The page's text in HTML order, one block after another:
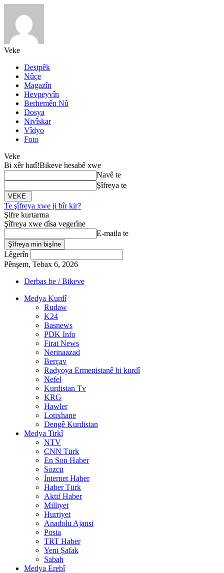
Veke
Destpêk
Nûçe
Magazîn
Hevpeyvîn
Berhemên Nû
Dosya
Nivîskar
Vîdyo
Foto
Veke
Bi xêr hatî!Bikeve hesabê xwe
Navê te
Şîfreya te
Te şîfreya xwe ji bîr kir?
Şifre kurtarma
Şîfreya xwe dîsa vegerîne
E-maila te
Lêgerîn
Pênşem, Tebax 6, 2026
Derbas be / Bikeve
Medya Kurdî
Rudaw
K24
Basnews
PDK Info
Firat News
Nerinaazad
Berçav
Radyoya Ermenistanê bi kurdî
Nefel
Kurdistan Tv
KRG
Hawler
Lotixhane
Dengê Kurdistan
Medya Tirkî
NTV
CNN Türk
En Son Haber
Sozcu
İnternet Haber
Haber Türk
Aktif Haber
Milliyet
Hurriyet
Anadolu Ajansi
Posta
TRT Haber
Yeni Şafak
Sabah
Medya Erebî